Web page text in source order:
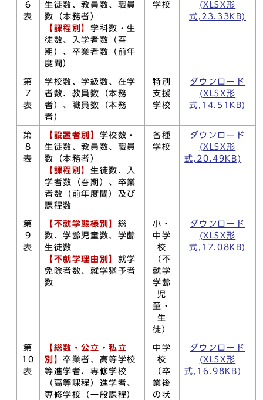
6
表
生徒数、教員数、職員
数（本務者）
【課程別】 学科数・生
徒数、入学者数（春
期）、卒業者数（前年
度間）
学校
(XLSX形
式,23.33KB)
第
7
表
学校数、学級数、在学
者数、教員数（本務
者）、職員数（本務
者）
特別
支援
学校
ダウンロード
(XLSX形
式,14.51KB)
第
8
表
【設置者別】 学校数・
生徒数、教員数、職員
数（本務者）
【課程別】 生徒数、入
学者数（春期）、卒業
者数（前年度間）及び
課程数
各種
学校
ダウンロード
(XLSX形
式,20.49KB)
第
9
表
【不就学態様別】 総
数、学齢児童数、学齢
生徒数
【不就学理由別】 就学
免除者数、就学猶予者
数
小・
中学
校
（不
就学
学齢
児
童・
生
徒）
ダウンロード
(XLSX形
式,17.08KB)
第
10
表
【総数・公立・私立
別】卒業者、高等学校
等進学者、専修学校
（高等課程）進学者、
専修学校（一般課程）
中学
校
（卒
業後
の状
ダウンロード
(XLSX形
式,16.98KB)